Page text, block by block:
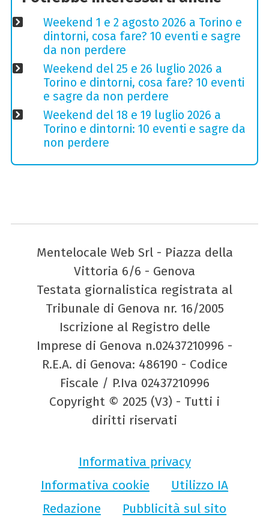
Weekend 1 e 2 agosto 2026 a Torino e
dintorni, cosa fare? 10 eventi e sagre
da non perdere
Weekend del 25 e 26 luglio 2026 a
Torino e dintorni, cosa fare? 10 eventi
e sagre da non perdere
Weekend del 18 e 19 luglio 2026 a
Torino e dintorni: 10 eventi e sagre da
non perdere
Mentelocale Web Srl - Piazza della
Vittoria 6/6 - Genova
Testata giornalistica registrata al
Tribunale di Genova nr. 16/2005
Iscrizione al Registro delle
Imprese di Genova n.02437210996 -
R.E.A. di Genova: 486190 - Codice
Fiscale / P.Iva 02437210996
Copyright © 2025 (V3) - Tutti i
diritti riservati
Informativa privacy
Informativa cookie
Utilizzo IA
Redazione
Pubblicità sul sito